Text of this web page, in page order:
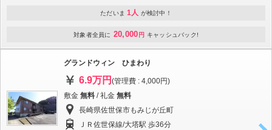
ただいま 1人 が検討中！
対象者全員に 20,000 円 キャッシュバック!
グランドウィン ひまわり
6.9万円 (管理費 : 4,000円)
敷金 無料 / 礼金 無料
長崎県佐世保市もみじが丘町
ＪＲ佐世保線/大塔駅 歩36分